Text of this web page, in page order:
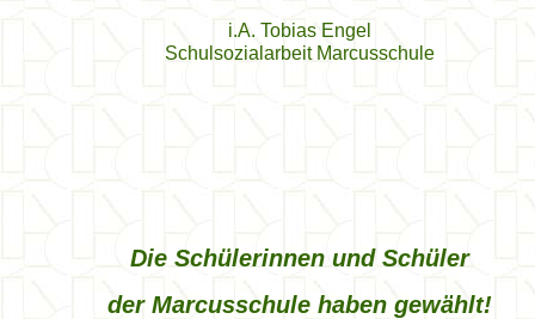
i.A. Tobias Engel
Schulsozialarbeit Marcusschule
Die Schülerinnen und Schüler
der Marcusschule haben gewählt!